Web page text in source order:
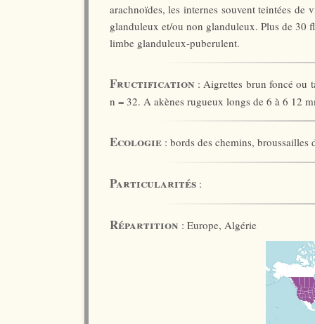
arachnoïdes, les internes souvent teintées de
glanduleux et/ou non glanduleux. Plus de 30
limbe glanduleux-puberulent.
Fructification : Aigrettes brun foncé ou
n = 32. A akènes rugueux longs de 6 à 6 12
Ecologie: bords des chemins, broussailles
Particularités:
Répartition : Europe, Algérie